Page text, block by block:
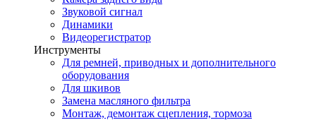
Звуковой сигнал
Динамики
Видеорегистратор
Инструменты
Для ремней, приводных и дополнительного
оборудования
Для шкивов
Замена масляного фильтра
Монтаж, демонтаж сцепления, тормоза